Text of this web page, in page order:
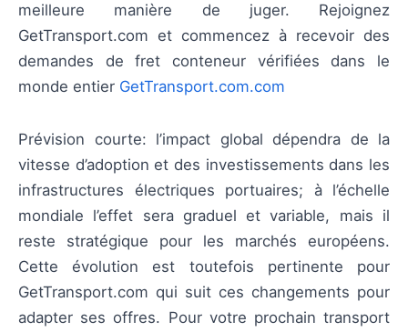
meilleure manière de juger. Rejoignez
GetTransport.com et commencez à recevoir des
demandes de fret conteneur vérifiées dans le
monde entier GetTransport.com.com
Prévision courte: l’impact global dépendra de la
vitesse d’adoption et des investissements dans les
infrastructures électriques portuaires; à l’échelle
mondiale l’effet sera graduel et variable, mais il
reste stratégique pour les marchés européens.
Cette évolution est toutefois pertinente pour
GetTransport.com qui suit ces changements pour
adapter ses offres. Pour votre prochain transport